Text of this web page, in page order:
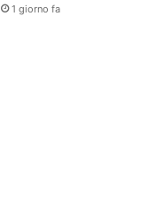
1 giorno fa